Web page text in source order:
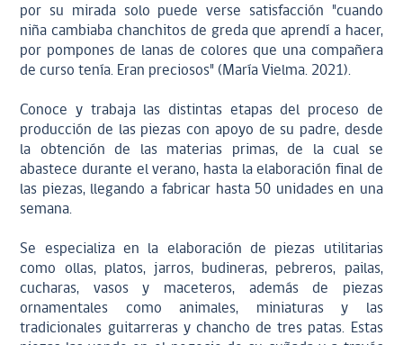
por su mirada solo puede verse satisfacción "cuando
niña cambiaba chanchitos de greda que aprendí a hacer,
por pompones de lanas de colores que una compañera
de curso tenía. Eran preciosos" (María Vielma. 2021).
Conoce y trabaja las distintas etapas del proceso de
producción de las piezas con apoyo de su padre, desde
la obtención de las materias primas, de la cual se
abastece durante el verano, hasta la elaboración final de
las piezas, llegando a fabricar hasta 50 unidades en una
semana.
Se especializa en la elaboración de piezas utilitarias
como ollas, platos, jarros, budineras, pebreros, pailas,
cucharas, vasos y maceteros, además de piezas
ornamentales como animales, miniaturas y las
tradicionales guitarreras y chancho de tres patas. Estas